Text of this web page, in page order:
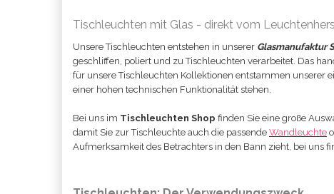
Tischleuchten mit Glas - direkt vom
Unsere Tischleuchten entstehen in unserer Glasmanufaktur
geschliffen, poliert und zu Tischleuchten verarbeitet. Das
für unsere Tischleuchten Kollektionen entstammen unserer
einer hohen technischen Funktionalität stehen.
Bei uns im Tischleuchten Shop finden Sie eine große
damit Sie zur Tischleuchte auch die passende Wandleuchte
Aufmerksamkeit des Betrachters in den Bann zieht, bei uns